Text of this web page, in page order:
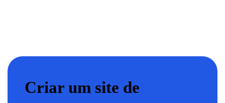
Criar um site de